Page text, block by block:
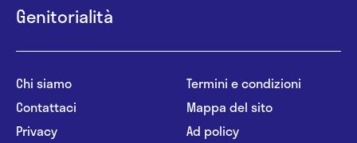
Genitorialità
Chi siamo
Contattaci
Privacy
Termini e condizioni
Mappa del sito
Ad policy